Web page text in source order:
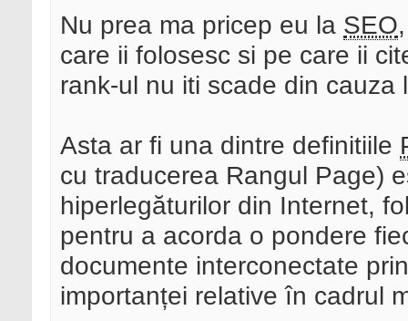
Nu prea ma pricep eu la SEO
care ii folosesc si pe care ii
rank-ul nu iti scade din
Asta ar fi una dintre definitiile
cu traducerea Rangul Page)
hiperlegăturilor din Internet,
pentru a acorda o pondere
documente interconectate
importanței relative în cadrul